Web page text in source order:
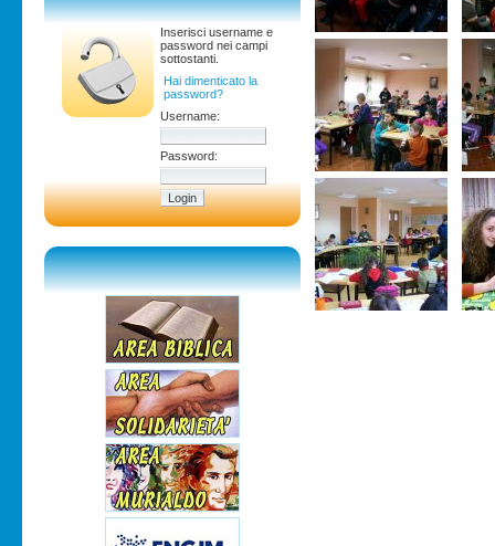
Inserisci username e
password nei campi
sottostanti.
Hai dimenticato la
password?
Username:
Password: